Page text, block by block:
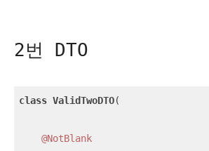
2번 DTO
class ValidTwoDTO(
@NotBlank